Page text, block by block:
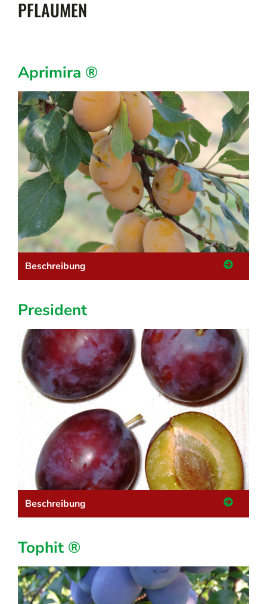
PFLAUMEN
Aprimira ®
Beschreibung
President
Beschreibung
Tophit ®